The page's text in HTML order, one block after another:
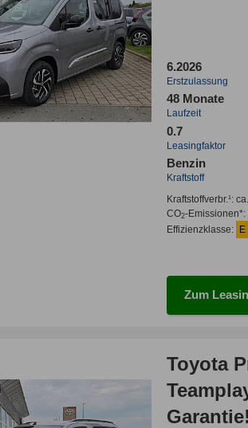
6.2026
Erstzulassung
48 Monate
Laufzeit
0.7
Leasingfaktor
Benzin
Kraftstoff
Kraftstoffverbr.¹:
CO2-Emissionen*:
Effizienzklasse: E
Zum
Toyota